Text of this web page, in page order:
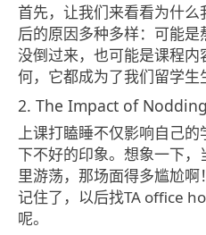
首先，让我们来看看为什
后的原因多种多样：可能
没倒过来，也可能是课程
何，它都成为了我们留学生
2. The Impact of
上课打瞌睡不仅影响自己
下不好的印象。想象一下
里游荡，那场面得多尴尬
记住了，以后找TA office
呢。